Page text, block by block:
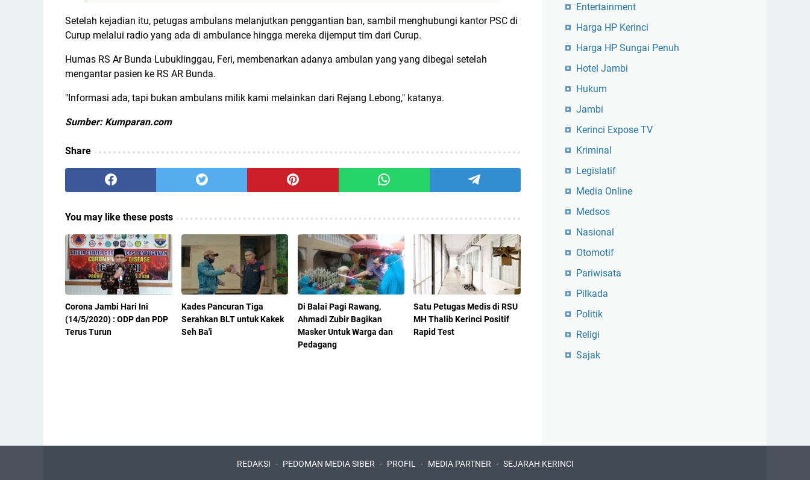
Setelah kejadian itu, petugas ambulans melanjutkan penggantian ban, sambil menghubungi kantor PSC di
Curup melalui radio yang ada di ambulance hingga mereka dijemput tim dari Curup.
Humas RS Ar Bunda Lubuklinggau, Feri, membenarkan adanya ambulan yang yang dibegal setelah
mengantar pasien ke RS AR Bunda.
"Informasi ada, tapi bukan ambulans milik kami melainkan dari Rejang Lebong," katanya.
Sumber: Kumparan.com
Share
You may like these posts
Corona Jambi Hari Ini
(14/5/2020) : ODP dan PDP
Terus Turun
Kades Pancuran Tiga
Serahkan BLT untuk Kakek
Seh Ba'i
Di Balai Pagi Rawang,
Ahmadi Zubir Bagikan
Masker Untuk Warga dan
Pedagang
Satu Petugas Medis di RSU
MH Thalib Kerinci Positif
Rapid Test
Entertainment
Harga HP Kerinci
Harga HP Sungai Penuh
Hotel Jambi
Hukum
Jambi
Kerinci Expose TV
Kriminal
Legislatif
Media Online
Medsos
Nasional
Otomotif
Pariwisata
Pilkada
Politik
Religi
Sajak
REDAKSI PEDOMAN MEDIA SIBER PROFIL MEDIA PARTNER SEJARAH KERINCI